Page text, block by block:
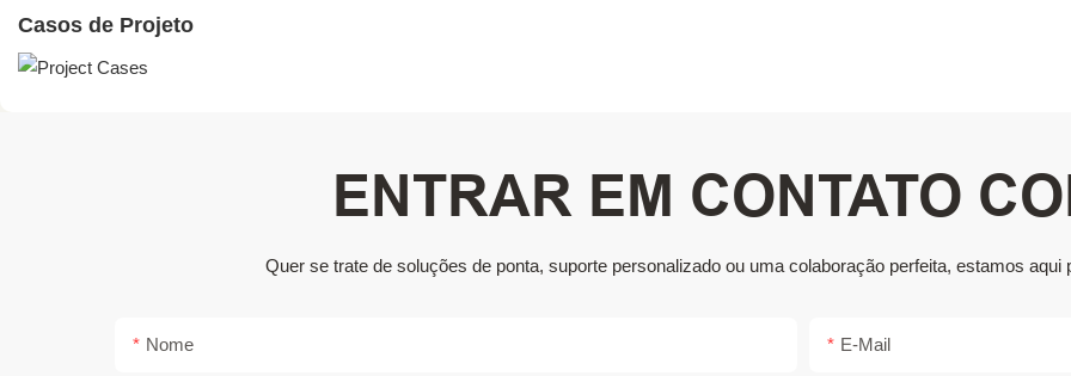
Casos de Projeto
ENTRAR EM CONTATO
Quer se trate de soluções de ponta, suporte personalizado ou uma colaboração perfeita, estamos
Nome E-Mail